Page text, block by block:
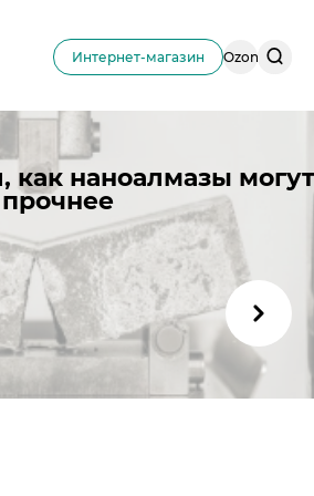
Интернет-магазин Ozon
как наноалмазы могут